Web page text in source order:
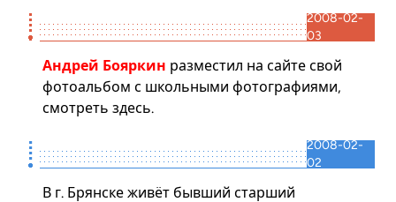
2008-02-
03
Андрей Бояркин разместил на сайте свой
фотоальбом с школьными фотографиями,
смотреть здесь.
2008-02-
02
В г. Брянске живёт бывший старший